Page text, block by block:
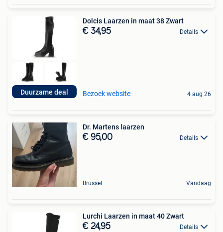
Duurzame deal
Dolcis Laarzen in maat 38 Zwart
€ 34,95 Details
Bezoek website 4 aug 26
Dr. Martens laarzen
€ 95,00 Details
Brussel Vandaag
Lurchi Laarzen in maat 40 Zwart
€ 24,95 Details